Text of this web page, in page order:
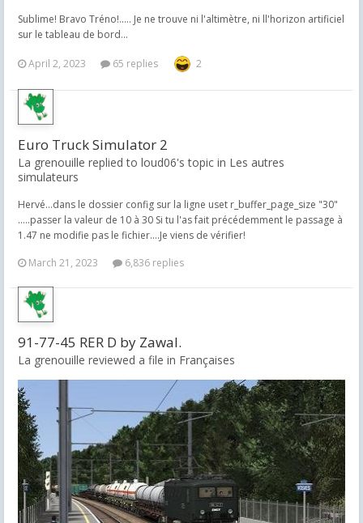
Sublime! Bravo Tréno!..... Je ne trouve ni l'altimètre, ni ll'horizon artificiel
sur le tableau de bord...
April 2, 2023 65 replies 2
Euro Truck Simulator 2
La grenouille replied to loud06's topic in Les autres
simulateurs
Hervé...dans le dossier config sur la ligne uset r_buffer_page_size "30"
.....passer la valeur de 10 à 30 Si tu l'as fait précédemment le passage à
1.47 ne modifie pas le fichier....Je viens de vérifier!
March 21, 2023
6,836 replies
91-77-45 RER D by Zawal.
La grenouille reviewed a file in Françaises